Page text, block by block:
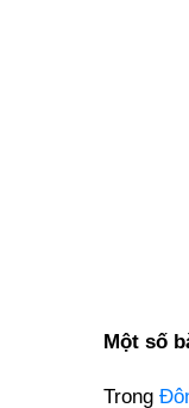
Một số
Trong